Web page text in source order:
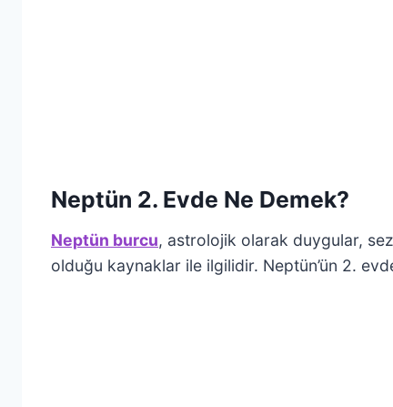
Neptün 2. Evde Ne Demek?
Neptün burcu, astrolojik olarak duygular,
olduğu kaynaklar ile ilgilidir. Neptün’ün 2.